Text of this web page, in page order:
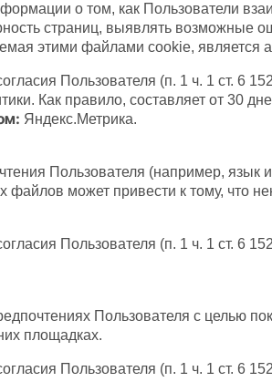
о том, как Пользователи
страниц, выявлять возможные
этими файлами cookie,
Пользователя (п. 1 ч. 1 ст. 6
Как правило, составляет от 30
Яндекс.Метрика.
Пользователя (например, язык
может привести к тому, что
Пользователя (п. 1 ч. 1 ст. 6
Пользователя с целью
площадках.
Пользователя (п. 1 ч. 1 ст. 6